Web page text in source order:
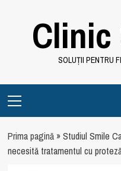
Clinic
SOLUȚII PENTRU
Menu
Prima pagină»Studiul Smile
necesită tratamentul cu